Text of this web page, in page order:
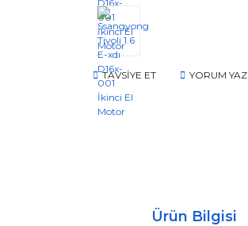
TAVSİYE ET YORUM YAZ
Ürün Bilgisi